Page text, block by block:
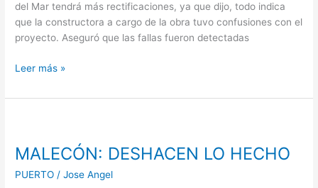
del Mar tendrá más rectificaciones, ya que dijo, todo indica
que la constructora a cargo de la obra tuvo confusiones con el
proyecto. Aseguró que las fallas fueron detectadas
Leer más »
MALECÓN: DESHACEN LO HECHO
PUERTO /Jose Angel
LO